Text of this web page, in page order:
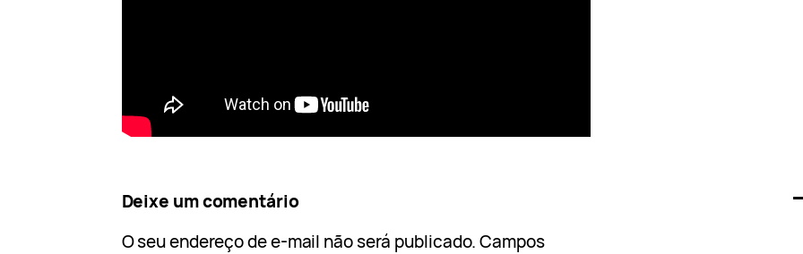
Deixe um comentário
O seu endereço de e-mail não será publicado. Campos